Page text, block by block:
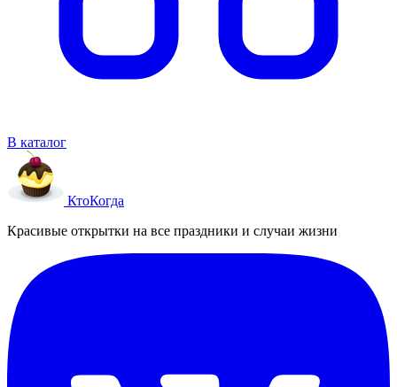
В каталог
КтоКогда
Красивые открытки на все праздники и случаи жизни